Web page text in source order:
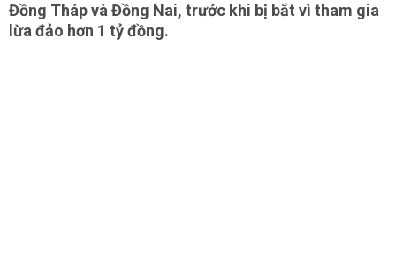
Đồng Tháp và Đồng Nai, trước khi bị bắt vì tham gia
lừa đảo hơn 1 tỷ đồng.